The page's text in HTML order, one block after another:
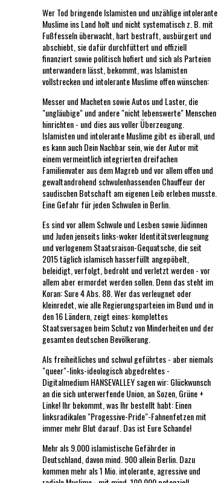
Wer Tod bringende Islamisten und unzählige intolerante
Muslime ins Land holt und nicht systematisch z. B. mit
Fußfesseln überwacht, hart bestraft, ausbürgert und
abschiebt, sie dafür durchfüttert und offiziell
finanziert sowie politisch hofiert und sich als Parteien
unterwandern lässt, bekommt, was Islamisten
vollstrecken und intolerante Muslime offen wünschen:
Messer und Macheten sowie Autos und Laster, die
"ungläubige" und andere "nicht lebenswerte" Menschen
hinrichten - und dies aus voller Überzeugung.
Islamisten und intolerante Muslime gibt es überall, und
es kann auch Dein Nachbar sein, wie der Autor mit
einem vermeintlich integrierten dreifachen
Familienvater aus dem Magreb und vor allem offen und
gewaltandrohend schwulenhassenden Chauffeur der
saudischen Botschaft am eigenen Leib erleben musste.
Eine Gefahr für jeden Schwulen in Berlin.
Es sind vor allem Schwule und Lesben sowie Jüdinnen
und Juden jenseits links-woker Identitätsverleugnung
und verlogenem Staatsraison-Gequatsche, die seit
2015 täglich islamisch hasserfüllt angepöbelt,
beleidigt, verfolgt, bedroht und verletzt werden - vor
allem aber ermordet werden sollen. Denn das steht im
Koran: Sure 4 Abs. 88. Wer das verleugnet oder
kleinredet, wie alle Regierungsparteien im Bund und in
den 16 Ländern, zeigt eines: komplettes
Staatsversagen beim Schutz von Minderheiten und der
gesamten deutschen Bevölkerung.
Als freiheitliches und schwul geführtes - aber niemals
"queer"-links-ideologisch abgedrehtes -
Digitalmedium HANSEVALLEY sagen wir: Glückwunsch
an die sich unterwerfende Union, an Sozen, Grüne +
Linke! Ihr bekommt, was Ihr bestellt habt: Einen
linksradikalen "Progessive-Pride"-Fahnenfetzen mit
immer mehr Blut darauf. Das ist Eure Schande!
Mehr als 9.000 islamistische Gefährder in
Deutschland, davon mind. 900 allein Berlin. Dazu
kommen mehr als 1 Mio. intolerante, agressive und